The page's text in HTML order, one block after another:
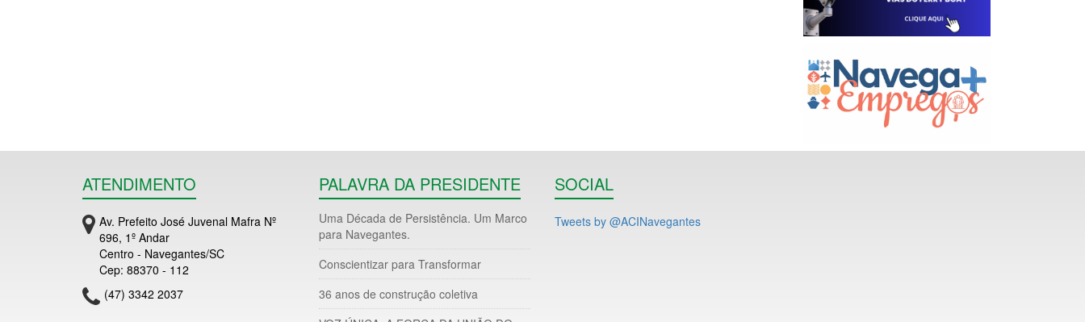
ATENDIMENTO
Av. Prefeito José Juvenal Mafra Nº
696, 1º Andar
Centro - Navegantes/SC
Cep: 88370 - 112
(47) 3342 2037
PALAVRA DA PRESIDENTE
Uma Década de Persistência. Um Marco
para Navegantes.
Conscientizar para Transformar
36 anos de construção coletiva
SOCIAL
Tweets by @ACINavegantes